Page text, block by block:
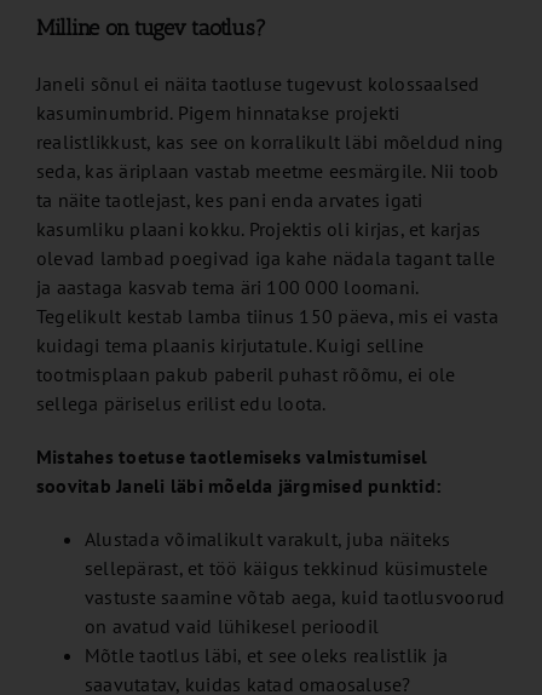
Milline on tugev taotlus?
Janeli sõnul ei näita taotluse tugevust kolossaalsed
kasuminumbrid. Pigem hinnatakse projekti
realistlikkust, kas see on korralikult läbi mõeldud ning
seda, kas äriplaan vastab meetme eesmärgile. Nii toob
ta näite taotlejast, kes pani enda arvates igati
kasumliku plaani kokku. Projektis oli kirjas, et karjas
olevad lambad poegivad iga kahe nädala tagant talle
ja aastaga kasvab tema äri 100 000 loomani.
Tegelikult kestab lamba tiinus 150 päeva, mis ei vasta
kuidagi tema plaanis kirjutatule. Kuigi selline
tootmisplaan pakub paberil puhast rõõmu, ei ole
sellega päriselus erilist edu loota.
Mistahes toetuse taotlemiseks valmistumisel
soovitab Janeli läbi mõelda järgmised punktid:
Alustada võimalikult varakult, juba näiteks
sellepärast, et töö käigus tekkinud küsimustele
vastuste saamine võtab aega, kuid taotlusvoorud
on avatud vaid lühikesel perioodil
Mõtle taotlus läbi, et see oleks realistlik ja
saavutatav, kuidas katad omaosaluse?